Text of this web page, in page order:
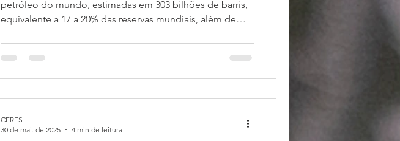
petróleo do mundo, estimadas em 303 bilhões de barris,
equivalente a 17 a 20% das reservas mundiais, além de
se a isso que o país possui sua localização na bacia do
Caribe, próxima à costa dos EUA e a rotas marítimas vitais,
CERES
30 de mai. de 2025
4 min de leitura